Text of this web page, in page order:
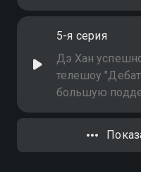
быть гостем
Хан
оставаться на
бежать в
5-я серия
Дэ Хан
телешоу
большую
абортах.
Хан Су